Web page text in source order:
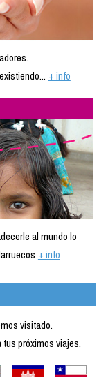
+ info
al mundo lo
+ info
visitado.
tus próximos viajes.